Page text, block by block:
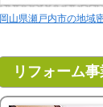
岡山県瀬戸内市の地域
リフォーム